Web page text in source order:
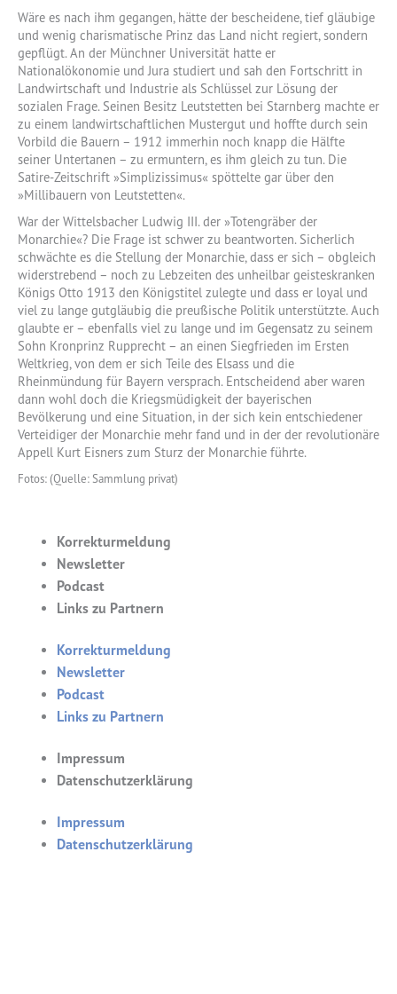
Wäre es nach ihm gegangen, hätte der bescheidene, tief gläubige
und wenig charismatische Prinz das Land nicht regiert, sondern
gepflügt. An der Münchner Universität hatte er
Nationalökonomie und Jura studiert und sah den Fortschritt in
Landwirtschaft und Industrie als Schlüssel zur Lösung der
sozialen Frage. Seinen Besitz Leutstetten bei Starnberg machte er
zu einem landwirtschaftlichen Mustergut und hoffte durch sein
Vorbild die Bauern – 1912 immerhin noch knapp die Hälfte
seiner Untertanen – zu ermuntern, es ihm gleich zu tun. Die
Satire-Zeitschrift »Simplizissimus« spöttelte gar über den
»Millibauern von Leutstetten«.
War der Wittelsbacher Ludwig III. der »Totengräber der
Monarchie«? Die Frage ist schwer zu beantworten. Sicherlich
schwächte es die Stellung der Monarchie, dass er sich – obgleich
widerstrebend – noch zu Lebzeiten des unheilbar geisteskranken
Königs Otto 1913 den Königstitel zulegte und dass er loyal und
viel zu lange gutgläubig die preußische Politik unterstützte. Auch
glaubte er – ebenfalls viel zu lange und im Gegensatz zu seinem
Sohn Kronprinz Rupprecht – an einen Siegfrieden im Ersten
Weltkrieg, von dem er sich Teile des Elsass und die
Rheinmündung für Bayern versprach. Entscheidend aber waren
dann wohl doch die Kriegsmüdigkeit der bayerischen
Bevölkerung und eine Situation, in der sich kein entschiedener
Verteidiger der Monarchie mehr fand und in der der revolutionäre
Appell Kurt Eisners zum Sturz der Monarchie führte.
Fotos: (Quelle: Sammlung privat)
Korrekturmeldung
Newsletter
Podcast
Links zu Partnern
Korrekturmeldung
Newsletter
Podcast
Links zu Partnern
Impressum
Datenschutzerklärung
Impressum
Datenschutzerklärung